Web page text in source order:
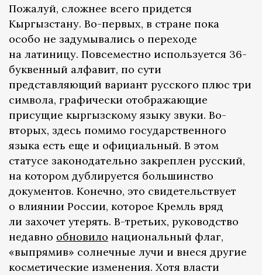
Пожалуй, сложнее всего придется
Кыргызстану. Во-первых, в стране пока
особо не задумывались о переходе
на латиницу. Повсеместно используется 36-
буквенный алфавит, по сути
представляющий вариант русского плюс три
символа, графически отображающие
присущие кыргызскому языку звуки. Во-
вторых, здесь помимо государственного
языка есть еще и официальный. В этом
статусе законодательно закреплен русский,
на котором дублируется большинство
документов. Конечно, это свидетельствует
о влиянии России, которое Кремль вряд
ли захочет утерять. В-третьих, руководство
недавно обновило национальный флаг,
«выпрямив» солнечные лучи и внеся другие
косметические изменения. Хотя власти